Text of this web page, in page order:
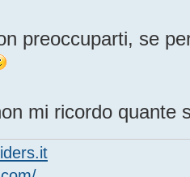
preoccuparti, se
mi ricordo quante